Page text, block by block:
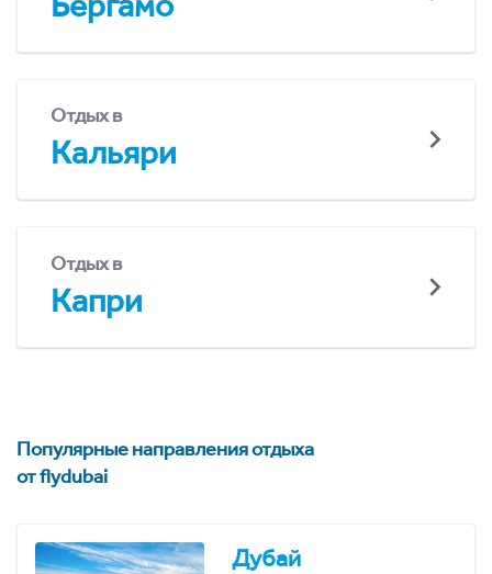
Отдых в
Кальяри
Отдых в
Капри
Популярные направления отдыха
от flydubai
Дубай